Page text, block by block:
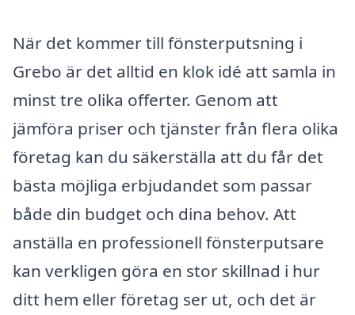
När det kommer till fönsterputsning i
Grebo är det alltid en klok idé att samla in
minst tre olika offerter. Genom att
jämföra priser och tjänster från flera olika
företag kan du säkerställa att du får det
bästa möjliga erbjudandet som passar
både din budget och dina behov. Att
anställa en professionell fönsterputsare
kan verkligen göra en stor skillnad i hur
ditt hem eller företag ser ut, och det är